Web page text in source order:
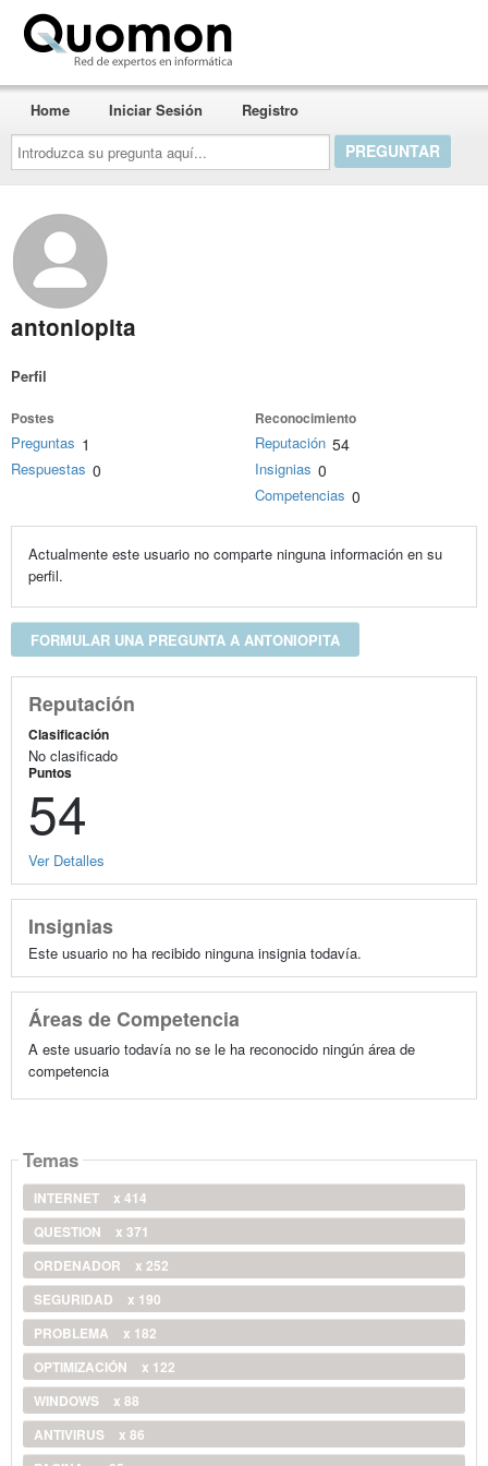
Introduzca
su
pregunta
aquí...
Home Iniciar Sesión Registro
antoniopita
Perfil
Postes
Preguntas 1
Respuestas 0
Reconocimiento
Reputación 54
Insignias 0
Competencias 0
Actualmente este usuario no comparte ninguna información en su
perfil.
FORMULAR UNA PREGUNTA A ANTONIOPITA
Reputación
Clasificación
No clasificado
Puntos
54
Ver Detalles
Insignias
Este usuario no ha recibido ninguna insignia todavía.
Áreas de Competencia
A este usuario todavía no se le ha reconocido ningún área de
competencia
Temas
INTERNET
x 414
QUESTION
x 371
ORDENADOR
x 252
SEGURIDAD
x 190
PROBLEMA
x 182
OPTIMIZACIÓN
x 122
WINDOWS
x 88
ANTIVIRUS
x 86